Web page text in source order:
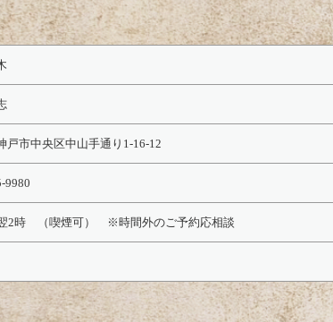
戸市中央区中山手通り1-16-12
9980
2時 （喫煙可） ※時間外のご予約応相談